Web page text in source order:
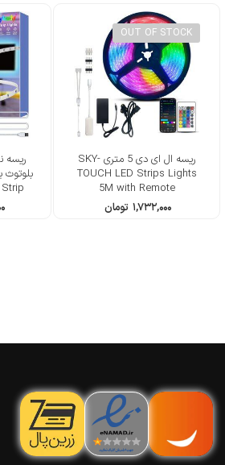
OUT OF STOCK
ریسه ال ای دی 5 متری SKY-
TOUCH LED Strips Lights
5M with Remote
۱,۷۳۲,۰۰۰ تومان